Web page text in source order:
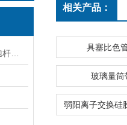
相关产品：
具塞比色
玻璃量筒